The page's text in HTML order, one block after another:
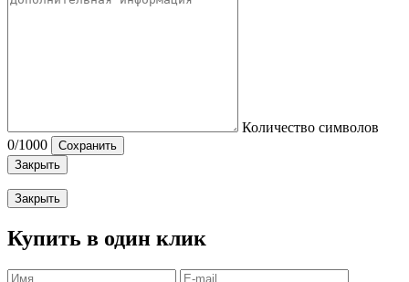
Количество символов
0/1000
Сохранить
Закрыть
Закрыть
Купить в один клик